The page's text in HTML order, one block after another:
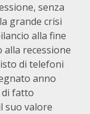
senza
grande crisi
alla fine
alla recessione
di telefoni
anno
fatto
suo valore